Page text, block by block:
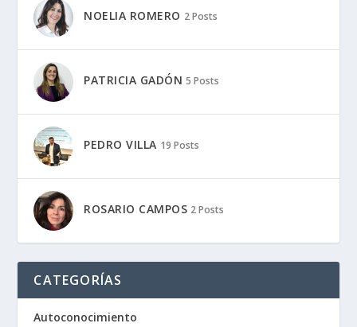
NOELIA ROMERO 2 Posts
PATRICIA GADÓN 5 Posts
PEDRO VILLA 19 Posts
ROSARIO CAMPOS 2 Posts
CATEGORÍAS
Autoconocimiento